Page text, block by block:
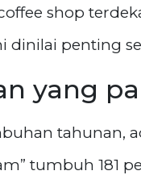
shop
dinilai penting
yang
tahunan,
tumbuh 181